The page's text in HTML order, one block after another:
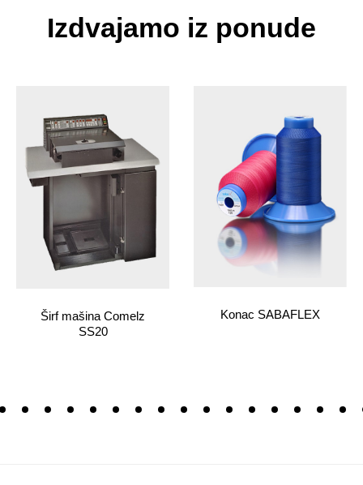
Izdvajamo iz ponude
Širf mašina Comelz
SS20
Konac SABAFLEX